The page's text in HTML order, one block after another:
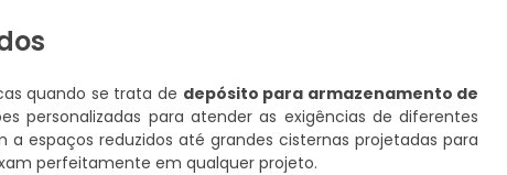
quando se trata de depósito para armazenamento de
personalizadas para atender as exigências de diferentes
espaços reduzidos até grandes cisternas projetadas para
perfeitamente em qualquer projeto.